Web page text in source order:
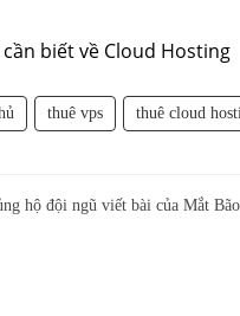
biết về Cloud Hosting
thuê vps thuê cloud
hộ đội ngũ viết bài của Mắt